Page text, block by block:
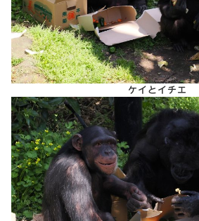
ケイとイチエ